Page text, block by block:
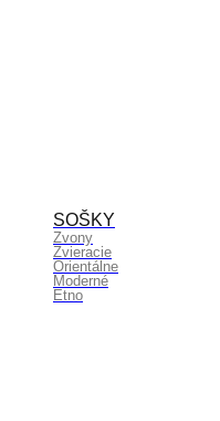
SOŠKY
Zvony
Zvieracie
Orientálne
Moderné
Etno